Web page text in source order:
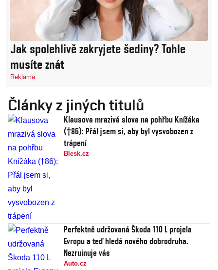
Jak spolehlivě zakryjete šediny? Tohle
musíte znát
Reklama
Články z jiných titulů
Klausova mrazivá slova na pohřbu Knížáka
(†86): Přál jsem si, aby byl vysvobozen z
trápení
Blesk.cz
Perfektně udržovaná Škoda 110 L projela
Evropu a teď hledá nového dobrodruha.
Nezruinuje vás
Auto.cz